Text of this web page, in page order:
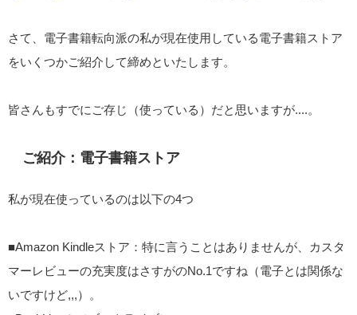
さて、電子書籍転向派の私が現在使用している電子書籍ストア
をいくつかご紹介して締めといたします。
皆さんもすでにご存じ（使っている）だと思いますが....。
ご紹介：電子書籍ストア
私が現在使っているのは以下の4つ
■Amazon Kindleストア：特に言うことはありませんが、カスタ
マーレビューの充実度はさすがのNo.1ですね（電子とは関係な
いですけど,,,）。